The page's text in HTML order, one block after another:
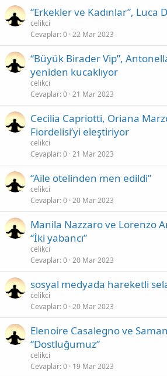
“Erkekler ve Kadınlar”, Luca
celikci
Cevaplar 0 22 Mar 2023
“Büyük Birader Vip”,
yeniden kucaklıyor
celikci
Cevaplar 0 21 Mar 2023
Cecilia Capriotti, Oriana
Fiordelisi’yi eleştiriyor
celikci
Cevaplar 0 21 Mar 2023
“Aile otelinden men edildi”
celikci
Cevaplar 0 20 Mar 2023
Manila Nazzaro ve Lorenzo
“İki yabancı”
celikci
Cevaplar 0 20 Mar 2023
sosyal medyada hareketli
celikci
Cevaplar 0 20 Mar 2023
Elenoire Casalegno ve
“Dostluğumuz”
celikci
Cevaplar 0 19 Mar 2023